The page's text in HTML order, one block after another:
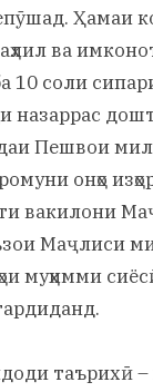
Ҳамаи
ва
10 соли
назаррас
Пешвои
онҳо
вакилони
Маҷлиси
муҳимми
таърихӣ –